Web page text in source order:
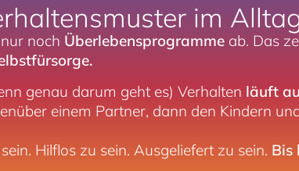
im
noch Überlebensprogramme ab. Das
genau darum geht es) Verhalten läuft
einem Partner, dann den Kindern
Hilflos zu sein. Ausgeliefert zu sein. Bis